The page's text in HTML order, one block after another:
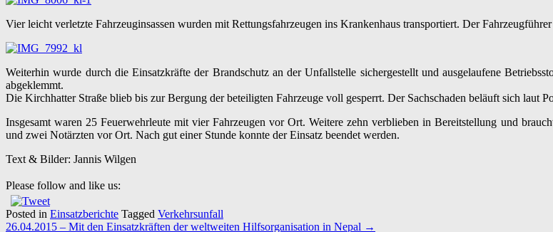
Vier leicht verletzte Fahrzeuginsassen wurden mit Rettungsfahrzeugen ins Krankenhaus transportiert. Der
Weiterhin wurde durch die Einsatzkräfte der Brandschutz an der Unfallstelle sichergestellt und ausgelaufene
abgeklemmt.
Die Kirchhatter Straße blieb bis zur Bergung der beteiligten Fahrzeuge voll gesperrt. Der Sachschaden beläuft sich laut
Insgesamt waren 25 Feuerwehrleute mit vier Fahrzeugen vor Ort. Weitere zehn verblieben in Bereitstellung und
und zwei Notärzten vor Ort. Nach gut einer Stunde konnte der Einsatz beendet werden.
Text & Bilder: Jannis Wilgen
Please follow and like us:
Posted in Einsatzberichte Tagged Verkehrsunfall
Post
26.04.2015 – Mit den Einsatzkräften der weltweiten Hilfsorganisation in Nepal →